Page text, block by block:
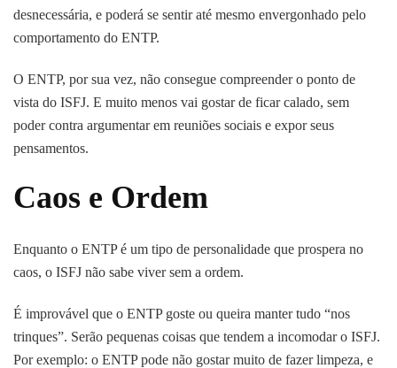
desnecessária, e poderá se sentir até mesmo envergonhado pelo
comportamento do ENTP.
O ENTP, por sua vez, não consegue compreender o ponto de
vista do ISFJ. E muito menos vai gostar de ficar calado, sem
poder contra argumentar em reuniões sociais e expor seus
pensamentos.
Caos e Ordem
Enquanto o ENTP é um tipo de personalidade que prospera no
caos, o ISFJ não sabe viver sem a ordem.
É improvável que o ENTP goste ou queira manter tudo “nos
trinques”. Serão pequenas coisas que tendem a incomodar o ISFJ.
Por exemplo: o ENTP pode não gostar muito de fazer limpeza, e